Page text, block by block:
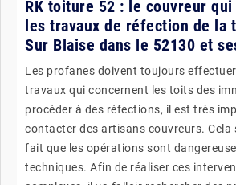
RK toiture 52 : le couvreur
les travaux de réfection de la
Sur Blaise dans le 52130 et
Les profanes doivent toujours
travaux qui concernent les toits des
procéder à des réfections, il est très
contacter des artisans couvreurs. Cela
fait que les opérations sont
techniques. Afin de réaliser ces